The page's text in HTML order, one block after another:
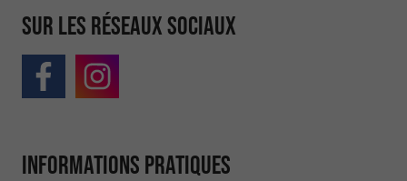
Sur les réseaux sociaux
Informations pratiques